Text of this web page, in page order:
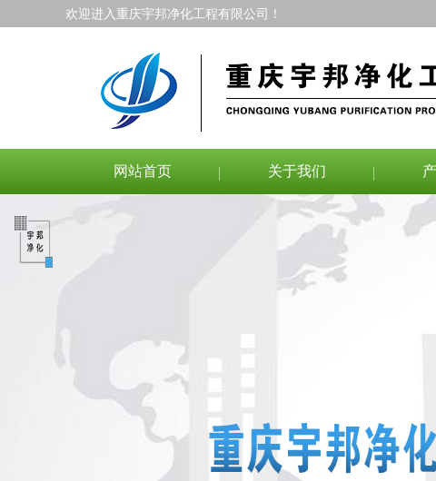
欢迎进入重庆宇邦净化工程有限公司！
网站首页 关于我们